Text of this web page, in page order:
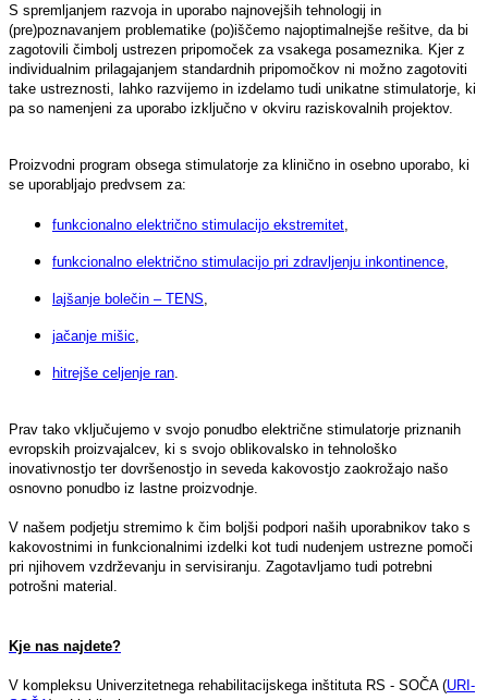
S spremljanjem razvoja in uporabo najnovejših tehnologij in
(pre)poznavanjem problematike (po)iščemo najoptimalnejše rešitve, da bi
zagotovili čimbolj ustrezen pripomoček za vsakega posameznika. Kjer z
individualnim prilagajanjem standardnih pripomočkov ni možno zagotoviti
take ustreznosti, lahko razvijemo in izdelamo tudi unikatne stimulatorje, ki
pa so namenjeni za uporabo izključno v okviru raziskovalnih projektov.
Proizvodni program obsega stimulatorje za klinično in osebno uporabo, ki
se uporabljajo predvsem za:
funkcionalno električno stimulacijo ekstremitet
funkcionalno električno stimulacijo pri zdravljenju inkontinence
lajšanje bolečin – TENS
jačanje mišic
hitrejše celjenje ran
Prav tako vključujemo v svojo ponudbo električne stimulatorje priznanih
evropskih proizvajalcev, ki s svojo oblikovalsko in tehnološko
inovativnostjo ter dovršenostjo in seveda kakovostjo zaokrožajo našo
osnovno ponudbo iz lastne proizvodnje.
V našem podjetju stremimo k čim boljši podpori naših uporabnikov tako s
kakovostnimi in funkcionalnimi izdelki kot tudi nudenjem ustrezne pomoči
pri njihovem vzdrževanju in servisiranju. Zagotavljamo tudi potrebni
potrošni material.
Kje nas najdete?
V kompleksu Univerzitetnega rehabilitacijskega inštituta RS - SOČA (URI-